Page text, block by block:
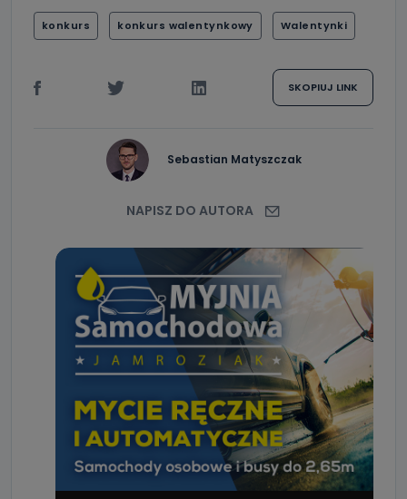
konkurs konkurs walentynkowy Walentynki
SKOPIUJ LINK
Sebastian Matyszczak
NAPISZ DO AUTORA